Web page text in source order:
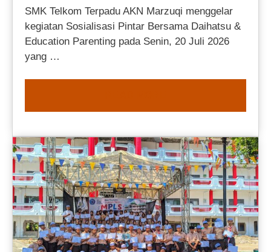
SMK Telkom Terpadu AKN Marzuqi menggelar
kegiatan Sosialisasi Pintar Bersama Daihatsu &
Education Parenting pada Senin, 20 Juli 2026
yang …